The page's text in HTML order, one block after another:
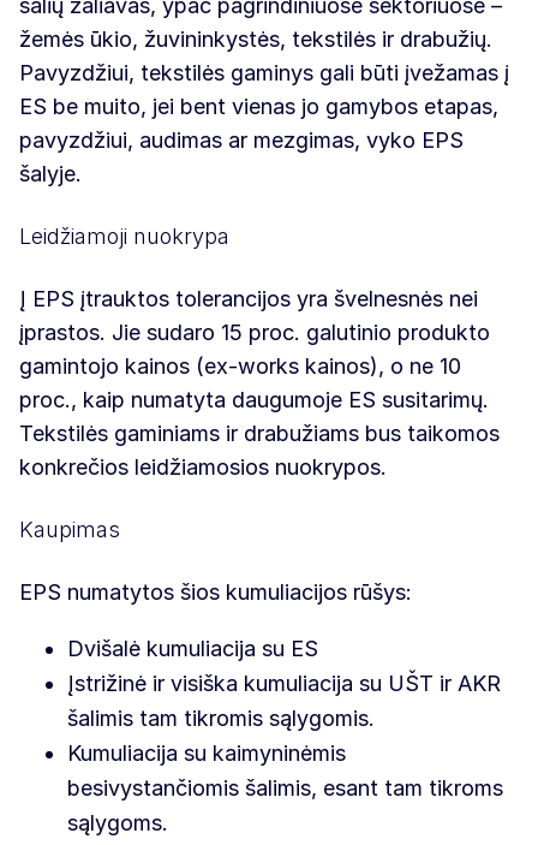
šalių žaliavas, ypač pagrindiniuose sektoriuose –
žemės ūkio, žuvininkystės, tekstilės ir drabužių.
Pavyzdžiui, tekstilės gaminys gali būti įvežamas į
ES be muito, jei bent vienas jo gamybos etapas,
pavyzdžiui, audimas ar mezgimas, vyko EPS
šalyje.
Leidžiamoji nuokrypa
Į EPS įtrauktos tolerancijos yra švelnesnės nei
įprastos. Jie sudaro 15 proc. galutinio produkto
gamintojo kainos (ex-works kainos), o ne 10
proc., kaip numatyta daugumoje ES susitarimų.
Tekstilės gaminiams ir drabužiams bus taikomos
konkrečios leidžiamosios nuokrypos.
Kaupimas
EPS numatytos šios kumuliacijos rūšys:
Dvišalė kumuliacija su ES
Įstrižinė ir visiška kumuliacija su UŠT ir AKR
šalimis tam tikromis sąlygomis.
Kumuliacija su kaimyninėmis
besivystančiomis šalimis, esant tam tikroms
sąlygoms.